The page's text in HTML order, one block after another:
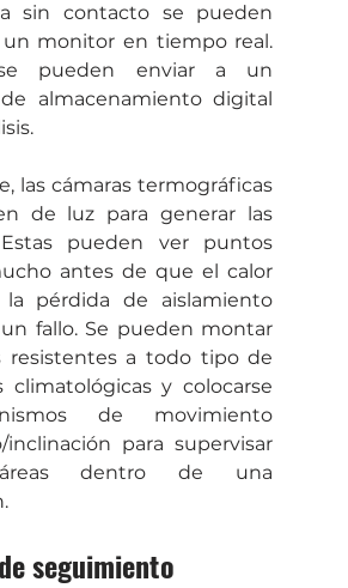
sin contacto se pueden
monitor en tiempo real.
se pueden enviar a un
almacenamiento digital
las cámaras termográficas
de luz para generar las
Estas pueden ver puntos
antes de que el calor
la pérdida de aislamiento
fallo. Se pueden montar
resistentes a todo tipo de
climatológicas y colocarse
de movimiento
inclinación para supervisar
dentro de una
seguimiento